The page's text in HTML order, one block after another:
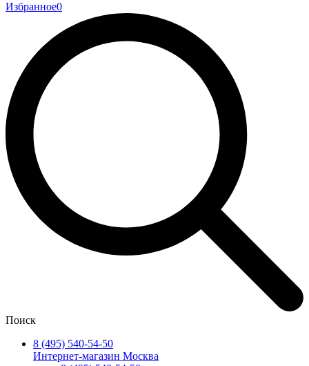
Избранное0
Поиск
8 (495) 540-54-50
Интернет-магазин Москва